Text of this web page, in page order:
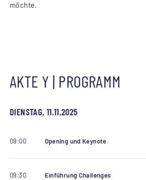
möchte.
AKTE Y | PROGRAMM
DIENSTAG, 11.11.2025
09:00 Opening und Keynote
09:30 Einführung Challenges